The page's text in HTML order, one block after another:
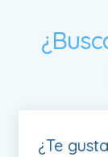
¿Te